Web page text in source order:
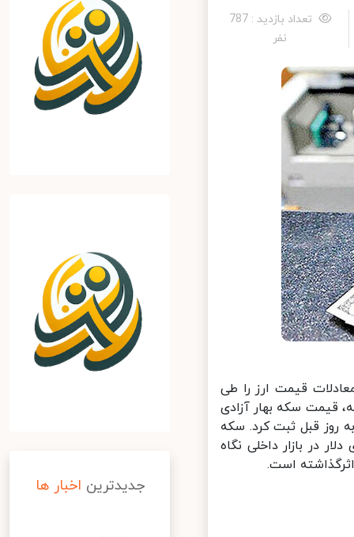
تعداد بازدید : 787
نفر
قیمت ارز را طی
قیمت سکه بهار آزادی
هزارتومانی را نسبت به روز قبل ثبت کرد. سکه
در بازار داخلی نگاه
جدیدترین اخبار ها